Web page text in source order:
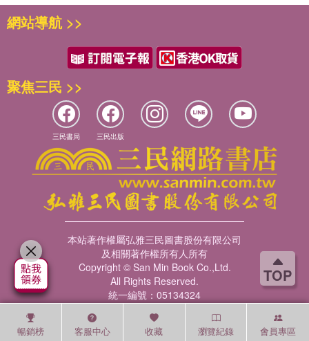
TOP
暢銷榜 客服中心 收藏 瀏覽紀錄 會員專區
網站導航 >>
聚焦三民 >>
三民書局 三民出版
本站著作權屬弘雅三民圖書股份有限公司
及相關著作權所有人所有
Copyright © San Min Book Co.,Ltd.
All Rights Reserved.
統一編號：05134324